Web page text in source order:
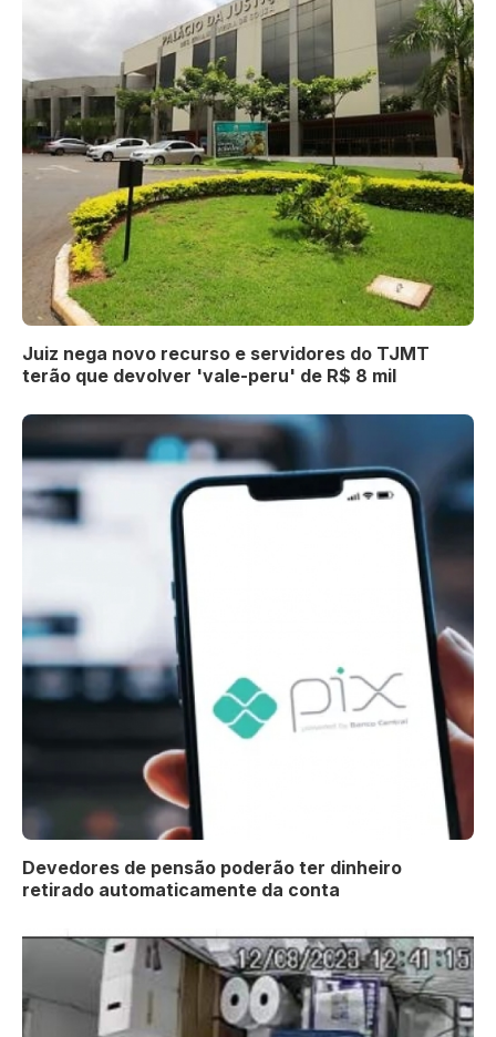
Juiz nega novo recurso e servidores do TJMT
terão que devolver 'vale-peru' de R$ 8 mil
Devedores de pensão poderão ter dinheiro
retirado automaticamente da conta